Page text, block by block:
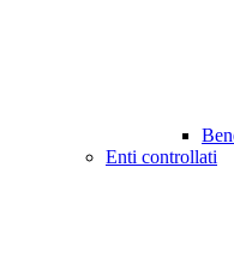
Enti controllati